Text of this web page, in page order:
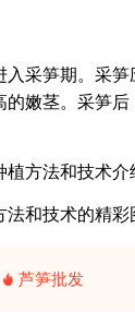
入采笋期。采
的嫩茎。采笋
植方法和技术
法和技术的精
芦笋批发